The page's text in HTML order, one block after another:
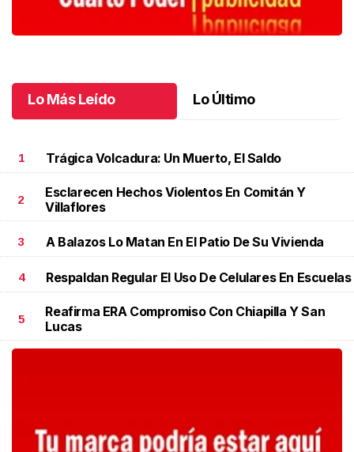
Lo Más Leído Lo Último
1 Trágica Volcadura: Un Muerto, El Saldo
2
Esclarecen Hechos Violentos En Comitán Y
Villaflores
3 A Balazos Lo Matan En El Patio De Su Vivienda
4 Respaldan Regular El Uso De Celulares En Escuelas
5
Reafirma ERA Compromiso Con Chiapilla Y San
Lucas